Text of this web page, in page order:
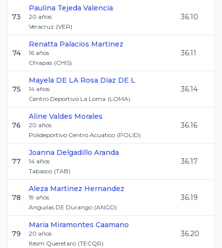
73
Paulina Tejeda Valencia
20 años
Veracruz (VER)
36.10
74
Renatta Palacios Martinez
16 años
Chiapas (CHIS)
36.11
75
Mayela DE LA Rosa Diaz DE L
14 años
Centro Deportivo La Loma (LOMA)
36.14
76
Aline Valdes Morales
20 años
Polideportivo Centro Acuatico (POLID)
36.16
77
Joanna Delgadillo Aranda
14 años
Tabasco (TAB)
36.17
78
Aleza Martinez Hernandez
19 años
Anguilas DE Durango (ANGD)
36.19
79
Maria Miramontes Caamano
20 años
Itesm Queretaro (TECQR)
36.20